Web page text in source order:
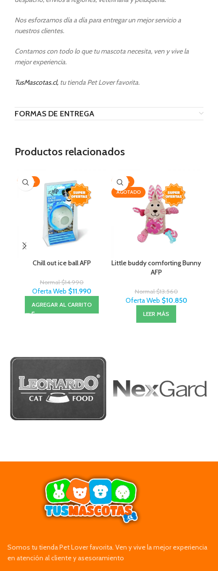
Nos esforzamos día a día para entregar un mejor servicio a
nuestros clientes.
Contamos con todo lo que tu mascota necesita, ven y vive la
mejor experiencia.
TusMascotas.cl, tu tienda Pet Lover favorita.
FORMAS DE ENTREGA
Productos relacionados
-20%
Chill out ice ball AFP
Normal$14.990
Oferta Web $11.990
AGREGAR AL CARRITO
-20%
AGOTADO
Little buddy comforting Bunny
AFP
Normal$13.560
Oferta Web $10.850
LEER MÁS
Somos tu tienda Pet Lover favorita. Ven y vive la mejor experiencia
en atención al cliente y asesoramiento